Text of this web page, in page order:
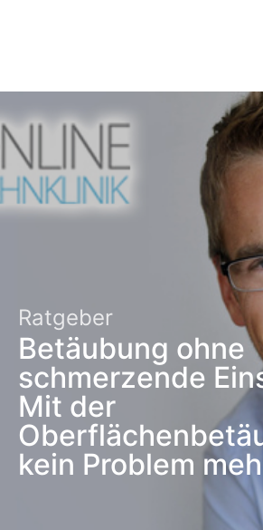
Ratgeber
Betäubung ohne
schmerzende
Mit der
kein Problem